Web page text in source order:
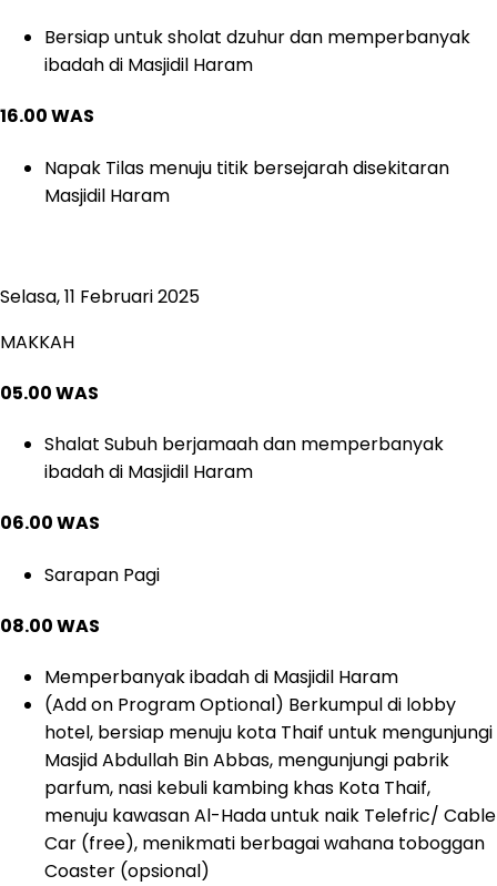
Bersiap untuk sholat dzuhur dan memperbanyak
ibadah di Masjidil Haram
16.00 WAS
Napak Tilas menuju titik bersejarah disekitaran
Masjidil Haram
Selasa, 11 Februari 2025
MAKKAH
05.00 WAS
Shalat Subuh berjamaah dan memperbanyak
ibadah di Masjidil Haram
06.00 WAS
Sarapan Pagi
08.00 WAS
Memperbanyak ibadah di Masjidil Haram
(Add on Program Optional) Berkumpul di lobby
hotel, bersiap menuju kota Thaif untuk mengunjungi
Masjid Abdullah Bin Abbas, mengunjungi pabrik
parfum, nasi kebuli kambing khas Kota Thaif,
menuju kawasan Al-Hada untuk naik Telefric/ Cable
Car (free), menikmati berbagai wahana toboggan
Coaster (opsional)